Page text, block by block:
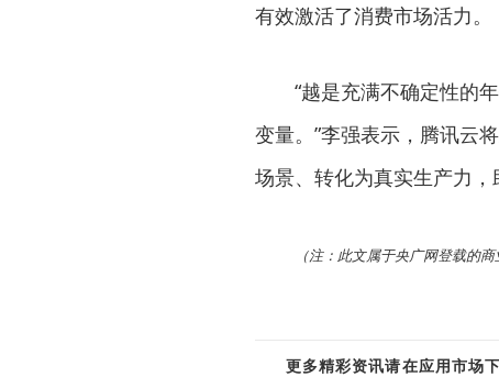
有效激活了消费市场活力。
“越是充满不确定性的
变量。”李强表示，腾讯云
场景、转化为真实生产力，
（注：此文属于央广网登载的
更多精彩资讯请在应用市场